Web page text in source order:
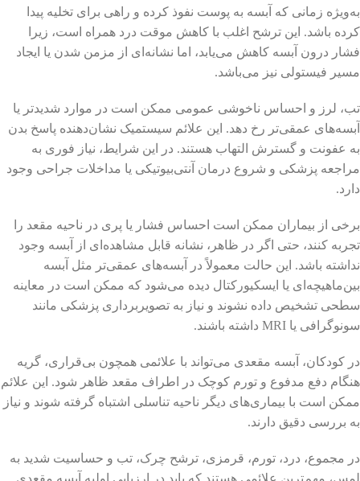
به‌ویژه زمانی که آبسه به پوست نفوذ کرده و راهی برای تخلیه پیدا
کرده باشد. این ترشح اغلب با کاهش موقت درد همراه است، زیرا
فشار درون آبسه کاهش می‌یابد، اما نشانه‌ای از مزمن شدن یا ایجاد
مسیر فیستولی نیز می‌باشد.
تب، لرز و احساس ناخوشی عمومی ممکن است در موارد شدیدتر یا
آبسه‌های عمقی‌تر رخ دهد. این علائم سیستمیک نشان‌دهنده پاسخ بدن
به عفونت و گسترش التهاب هستند. در این شرایط، نیاز فوری به
مراجعه پزشکی و شروع درمان آنتی‌بیوتیکی یا مداخلات جراحی وجود
دارد.
برخی از بیماران ممکن است احساس فشار یا پری در ناحیه مقعد را
تجربه کنند، حتی اگر در ظاهر، نشانه قابل مشاهده‌ای از آبسه وجود
نداشته باشد. این حالت معمولاً در آبسه‌های عمقی‌تر مثل آبسه
بین‌ماهیچه‌ای یا ایسکیورکتال دیده می‌شود که ممکن است در معاینه
سطحی تشخیص داده نشوند و نیاز به تصویربرداری پزشکی مانند
سونوگرافی یا MRI داشته باشند.
در کودکان، آبسه مقعدی می‌تواند با علائمی همچون بی‌قراری، گریه
هنگام دفع مدفوع و تورم کوچک در اطراف مقعد ظاهر شود. این علائم
ممکن است با بیماری‌های دیگر ناحیه تناسلی اشتباه گرفته شوند و نیاز
به بررسی دقیق دارند.
در مجموع، درد، تورم، قرمزی، ترشح چرک، تب و حساسیت شدید به
لمس، مهم‌ترین علائمی هستند که باید در ارزیابی اولیه آبسه مقعدی